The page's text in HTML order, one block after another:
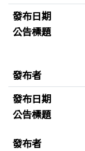
發布日期
公告標題
發布者
發布日期
公告標題
發布者